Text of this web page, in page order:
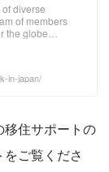
diverse
of members
the globe
part of Hacarus
in-japan/
住サポートの
ご覧くださ